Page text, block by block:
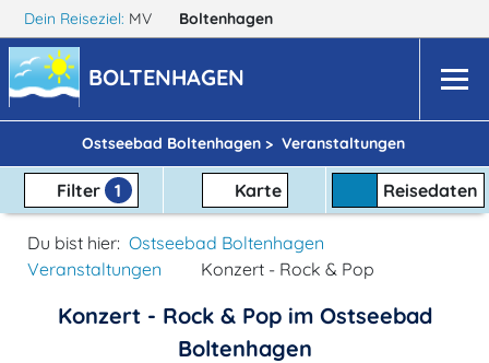
Dein Reiseziel: MV Boltenhagen
BOLTENHAGEN
Ostseebad Boltenhagen > Veranstaltungen
Filter 1 Karte Reisedaten
Du bist hier: Ostseebad Boltenhagen
Veranstaltungen
Konzert - Rock & Pop
Konzert - Rock & Pop im Ostseebad
Boltenhagen